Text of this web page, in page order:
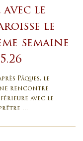
le
le
semaine
Pâques, le
rencontre
avec le
…